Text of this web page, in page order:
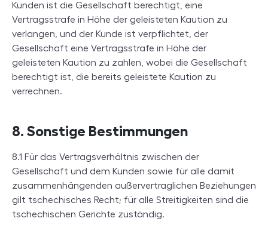
Kunden ist die Gesellschaft berechtigt, eine
Vertragsstrafe in Höhe der geleisteten Kaution zu
verlangen, und der Kunde ist verpflichtet, der
Gesellschaft eine Vertragsstrafe in Höhe der
geleisteten Kaution zu zahlen, wobei die Gesellschaft
berechtigt ist, die bereits geleistete Kaution zu
verrechnen.
8. Sonstige Bestimmungen
8.1 Für das Vertragsverhältnis zwischen der
Gesellschaft und dem Kunden sowie für alle damit
zusammenhängenden außervertraglichen Beziehungen
gilt tschechisches Recht; für alle Streitigkeiten sind die
tschechischen Gerichte zuständig.